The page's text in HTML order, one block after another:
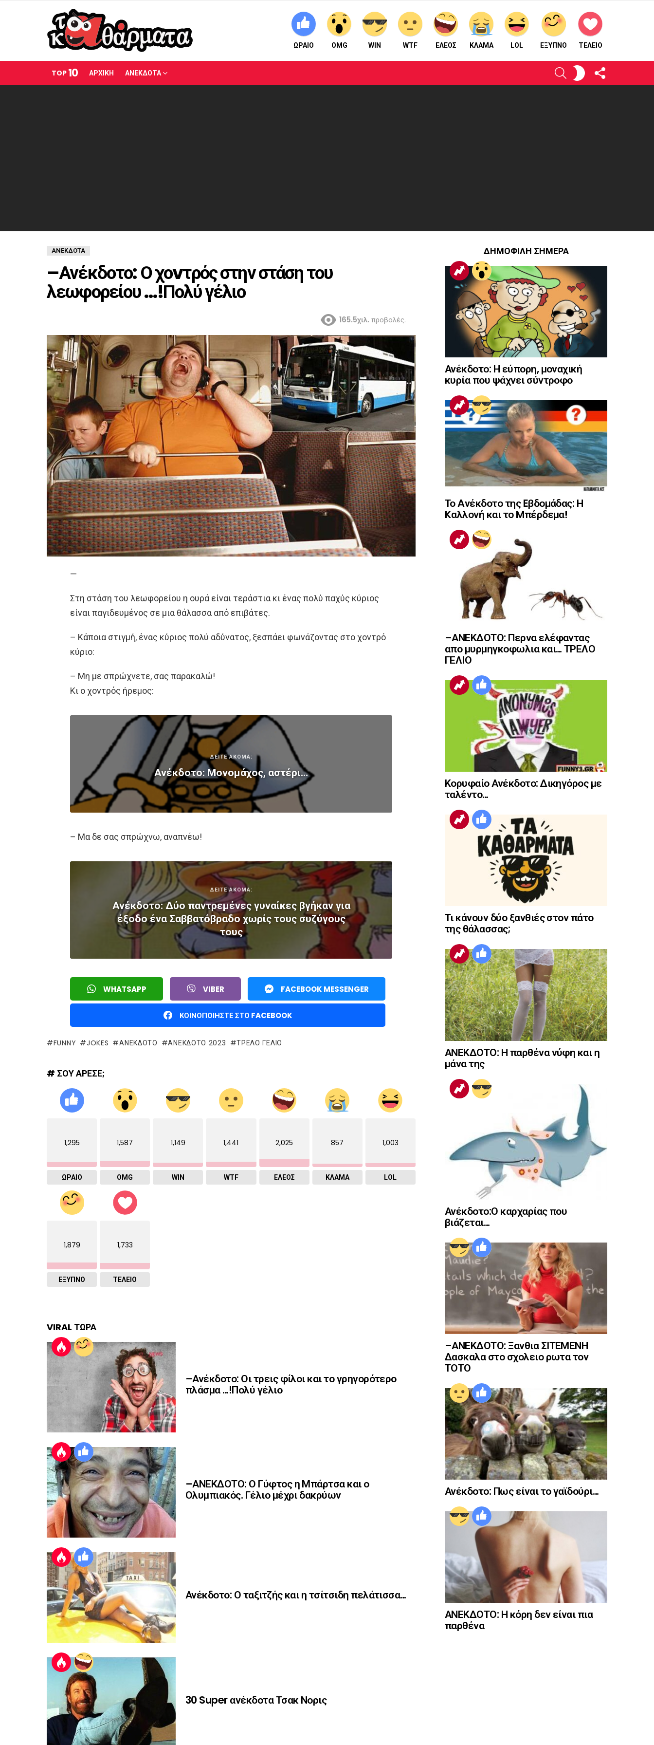
ΩΡΑΙΟ OMG WIN WTF ΕΛΕΟΣ ΚΛΑΜΑ LOL ΈΞΥΠΝΟ ΤΕΛΕΙΟ
TOP 10 ΑΡΧΙΚΗ ΑΝΕΚΔΟΤΑ
ΑΝΑΖΉΤΗΣΗΕΝΕΡΓΟΠΟΙΉΣΤΕ
ΤΟ
ΔΈΡΜΑ
ΑΝΈΚΔΟΤΑ
–Ανέκδοτο: Ο χοvτρός στην στάση του
λεωφορείου …!Πολύ γέλιο
165.5χιλ. προβολές.
—
Στη στάση του λεωφορείου η ουρά είναι τεράστια κι ένας πολύ παχύς κύριος
είναι παγιδευμένος σε μια θάλασσα από επιβάτες.
– Κάποια στιγμή, ένας κύριος πολύ αδύνατος, ξεσπάει φωνάζοντας στο χοvτρό
κύριο:
– Μη με σπρώχνετε, σας παρακαλώ!
Κι ο χοvτρός ήρεμος:
ΔΕΙΤΕ ΑΚΟΜΑ:
Ανέκδοτο: Μονομάχος, αστέρι…
– Μα δε σας σπρώχνω, αναπνέω!
ΔΕΙΤΕ ΑΚΟΜΑ:
Ανέκδοτο: Δύο παντρεμένες γυναίκες βγήκαν για
έξοδο ένα Σαββατόβραδο χωρίς τους συζύγους
τους
WHATSAPP VIBER FACEBOOK MESSENGER
ΚΟΙΝΟΠΟΙΉΣΤΕ ΣΤΟ FACEBOOK
FUNNY JOKES ΑΝΕΚΔΟΤΟ ΑΝΕΚΔΟΤΟ 2023 ΤΡΕΛΌ ΓΈΛΙΟ
# ΣΟΥ ΑΡΕΣΕ;
1,295
ΩΡΑΙΟ
1,587
OMG
1,149
WIN
1,441
WTF
2,025
ΕΛΕΟΣ
857
ΚΛΑΜΑ
1,003
LOL
1,879
ΈΞΥΠΝΟ
1,733
ΤΕΛΕΙΟ
VIRAL ΤΩΡΑ
–Ανέκδοτο: Οι τρεις φίλοι και το γρηγορότερο
πλάσμα …!Πολύ γέλιο
–ΑΝΕΚΔΟΤΟ: Ο Γύφτος η Μπάρτσα και ο
Ολυμπιακός. Γέλιο μέχρι δακρύων
Ανέκδοτο: Ο ταξιτζής και η τσίτσιδη πελάτισσα…
30 Super ανέκδοτα Τσακ Νορις
ΔΗΜΟΦΙΛΗ ΣΗΜΕΡΑ
Ανέκδοτο: Η εύπορη, μοναχική
κυρία που ψάχνει σύντροφο
Το Aνέκδοτο της Eβδομάδας: Η
Kαλλονή και το Mπέρδεμα!
–ΑΝΕΚΔΟΤΟ: Περνα ελέφαντας
απο μυρμηγκοφωλια και… ΤΡΕΛΟ
ΓΕΛΙΟ
Κορυφαίο Ανέκδοτο: Δικηγόρος με
ταλέντο…
Τι κάνουν δύο ξανθιές στον πάτο
της θάλασσας;
ΑΝΕΚΔΟΤΟ: Η παρθένα νύφη και η
μάνα της
Ανέκδοτο:Ο καρχαρίας που
βιάζεται…
–ΑΝΕΚΔΟΤΟ: Ξανθια ΣΙΤΕΜΕΝΗ
Δασκαλα στο σχολειο ρωτα τον
ΤΟΤΟ
Ανέκδοτο: Πως είναι το γαϊδούρι…
ΑΝΕΚΔΟΤΟ: Η κόρη δεν είναι πια
παρθένα